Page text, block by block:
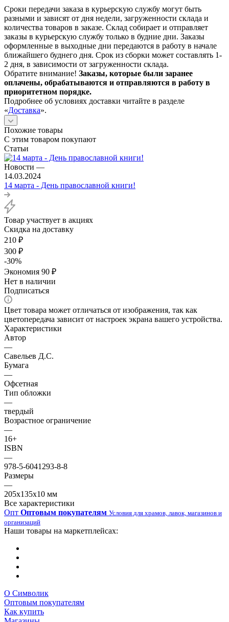
Сроки передачи заказа в курьерскую службу могут быть
разными и зависят от дня недели, загруженности склада и
количества товаров в заказе. Склад собирает и отправляет
заказы в курьерскую службу только в будние дни. Заказы
оформленные в выходные дни передаются в работу в начале
ближайшего буднего дня. Срок из сборки может составлять 1-
2 дня, в зависимости от загруженности склада.
Обратите внимание! Заказы, которые были заранее
оплачены, обрабатываются и отправляются в работу в
приоритетном порядке.
Подробнее об условиях доставки читайте в разделе
«Доставка».
Похожие товары
С этим товаром покупают
Статьи
Новости —
14.03.2024
14 марта - День православной книги!
Товар участвует в акциях
Скидка на доставку
210 ₽
300 ₽
-30%
Экономия 90 ₽
Нет в наличии
Подписаться
Цвет товара может отличаться от изображения, так как
цветопередача зависит от настроек экрана вашего устройства.
Характеристики
Автор
—
Савельев Д.С.
Бумага
—
Офсетная
Тип обложки
—
твердый
Возрастное ограничение
—
16+
ISBN
—
978-5-6041293-8-8
Размеры
—
205х135х10 мм
Все характеристики
Опт Оптовым покупателям Условия для храмов, лавок, магазинов и
организаций
Наши товары на маркетплейсах:
О Символик
Оптовым покупателям
Как купить